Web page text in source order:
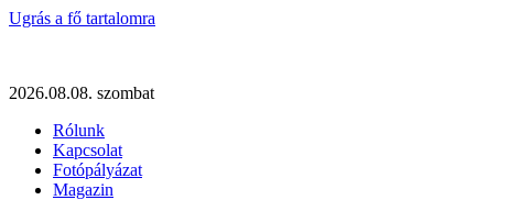
Ugrás a fő tartalomra
2026.08.08. szombat
Rólunk
Kapcsolat
Fotópályázat
Magazin